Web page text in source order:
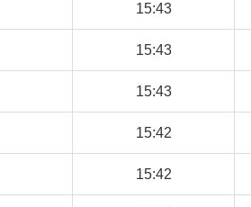
15:43
15:43
15:43
15:42
15:42